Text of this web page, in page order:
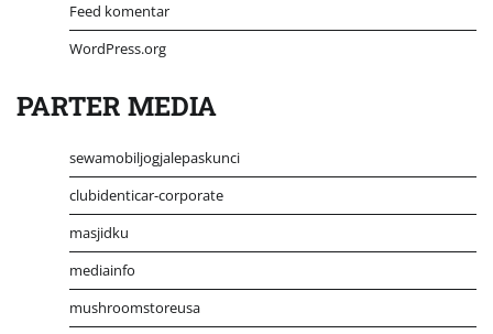
Feed komentar
WordPress.org
PARTER MEDIA
sewamobiljogjalepaskunci
clubidenticar-corporate
masjidku
mediainfo
mushroomstoreusa